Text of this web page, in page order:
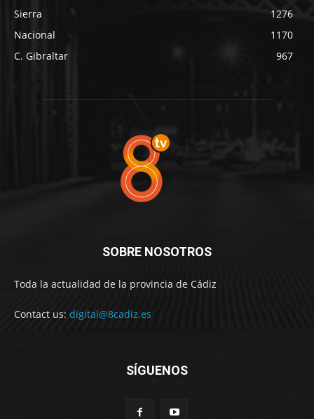
Sierra
1276
Nacional
1170
C. Gibraltar
967
SOBRE NOSOTROS
Toda la actualidad de la provincia de Cádiz
Contact us: digital@8cadiz.es
SÍGUENOS